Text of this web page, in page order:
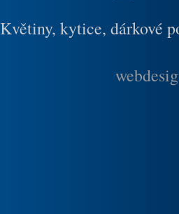
Květiny, kytice, dárkové